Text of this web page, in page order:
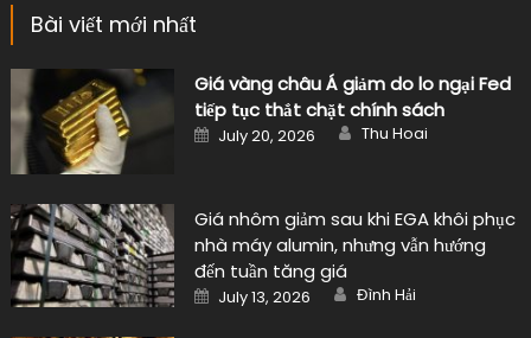
Bài viết mới nhất
Giá vàng châu Á giảm do lo ngại Fed
tiếp tục thắt chặt chính sách
Posted
on
July 20, 2026 Author
Thu Hoai
Giá nhôm giảm sau khi EGA khôi phục
nhà máy alumin, nhưng vẫn hướng
đến tuần tăng giá
Posted
on
July 13, 2026 Author
Đình Hải